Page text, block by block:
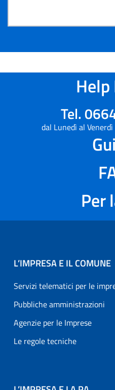
Tel.
dal Lunedì al
Per
L’IMPRESA E IL COMUNE
Servizi telematici per le
Pubbliche amministrazioni
Agenzie per le Imprese
Le regole tecniche